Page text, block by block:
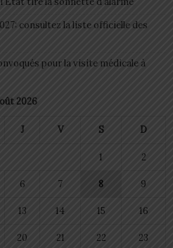
consultez la liste officielle des
pour la visite médicale à
2026
J V S D
1 2
6 7 8 9
13 14 15 16
20 21 22 23